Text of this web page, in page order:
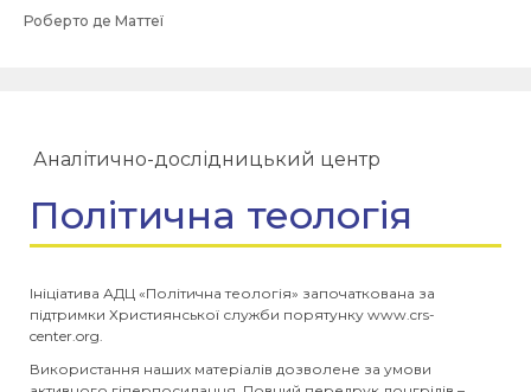
Роберто де Маттеї
Аналітично-дослідницький центр
Політична теологія
Ініціатива АДЦ «Політична теологія» започаткована за
підтримки Християнської служби порятунку www.crs-
center.org.
Використання наших матеріалів дозволене за умови